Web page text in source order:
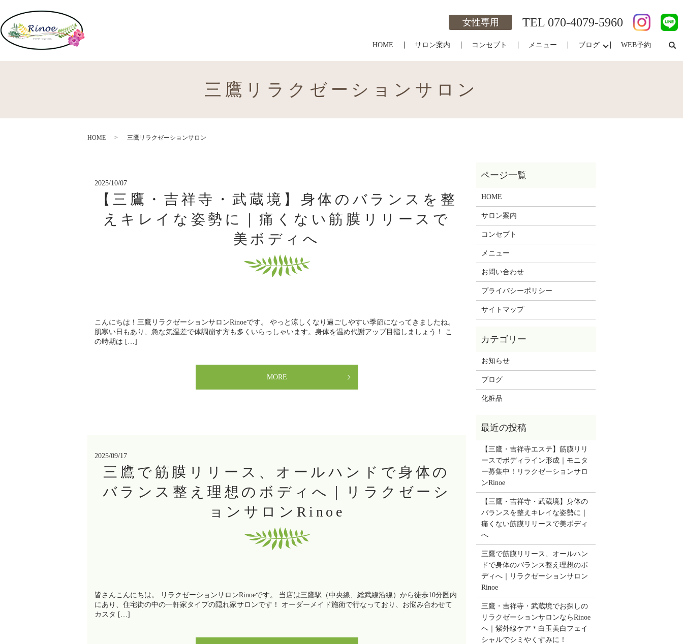
HOME サロン案内 コンセプト メニュー ブログ WEB予約
女性専用 TEL 070-4079-5960
三鷹リラクゼーションサロン
HOME 三鷹リラクゼーションサロン
2025/10/07
【三鷹・吉祥寺・武蔵境】身体のバランスを整
えキレイな姿勢に｜痛くない筋膜リリースで
美ボディへ
こんにちは！三鷹リラクゼーションサロンRinoeです。 やっと涼しくなり過ごしやすい季節になってきましたね。
肌寒い日もあり、急な気温差で体調崩す方も多くいらっしゃいます。身体を温め代謝アップ目指しましょう！ こ
の時期は […]
MORE
2025/09/17
三鷹で筋膜リリース、オールハンドで身体の
バランス整え理想のボディへ｜リラクゼーシ
ョンサロンRinoe
皆さんこんにちは。 リラクゼーションサロンRinoeです。 当店は三鷹駅（中央線、総武線沿線）から徒歩10分圏内
にあり、住宅街の中の一軒家タイプの隠れ家サロンです！ オーダーメイド施術で行なっており、お悩み合わせて
カスタ […]
HOME
サロン案内
コンセプト
メニュー
お問い合わせ
プライバシーポリシー
サイトマップ
お知らせ
ブログ
化粧品
【三鷹・吉祥寺エステ】筋膜リリ
ースでボディライン形成｜モニタ
ー募集中！リラクゼーションサロ
ンRinoe
【三鷹・吉祥寺・武蔵境】身体の
バランスを整えキレイな姿勢に｜
痛くない筋膜リリースで美ボディ
へ
三鷹で筋膜リリース、オールハン
ドで身体のバランス整え理想のボ
ディへ｜リラクゼーションサロン
Rinoe
三鷹・吉祥寺・武蔵境でお探しの
リラクゼーションサロンならRinoe
へ｜紫外線ケア＊白玉美白フェイ
シャルでシミやくすみに！